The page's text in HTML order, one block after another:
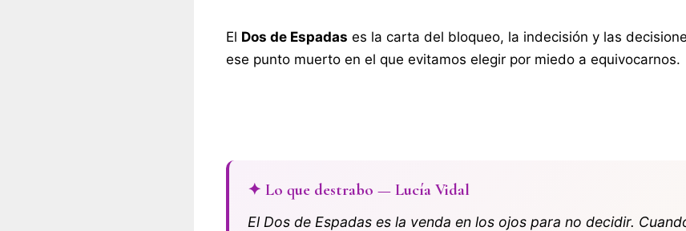
El Dos de Espadas es la carta del bloqueo, la indecisión y las
ese punto muerto en el que evitamos elegir por miedo a equivocarnos.
✦ Lo que destrabo — Lucía Vidal
El Dos de Espadas es la venda en los ojos para no decidir.